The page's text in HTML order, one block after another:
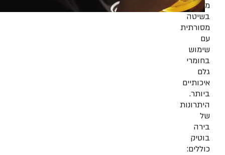
מתבצע
בשיטה
מסורתית
עם
שימוש
בחומרי
גלם
איכותיים
ביותר.
היתרונות
של
בירה
בוטיק
כוללים: